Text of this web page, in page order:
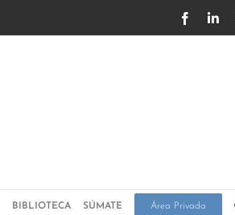
BIBLIOTECA SÚMATE Área Privada